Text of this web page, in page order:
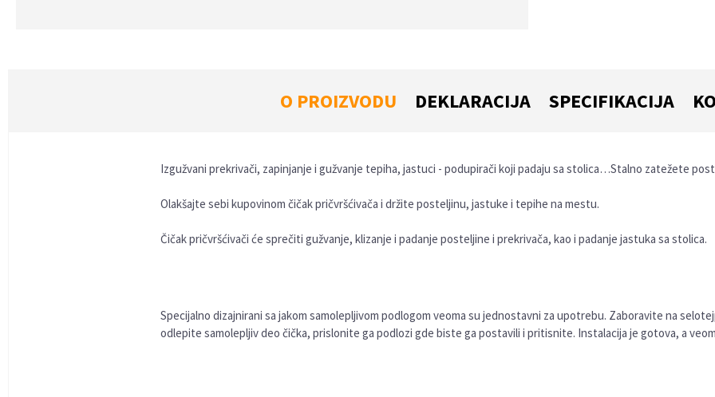
O PROIZVODU DEKLARACIJA SPECIFIKACIJA
Izgužvani prekrivači, zapinjanje i gužvanje tepiha, jastuci - podupirači koji padaju sa stolica…Stalno zatežete
Olakšajte sebi kupovinom čičak pričvršćivača i držite posteljinu, jastuke i tepihe na mestu.
Čičak pričvršćivači će sprečiti gužvanje, klizanje i padanje posteljine i prekrivača, kao i padanje jastuka sa stolica.
Specijalno dizajnirani sa jakom samolepljivom podlogom veoma su jednostavni za upotrebu. Zaboravite na
odlepite samolepljiv deo čička, prislonite ga podlozi gde biste ga postavili i pritisnite. Instalacija je gotova, a